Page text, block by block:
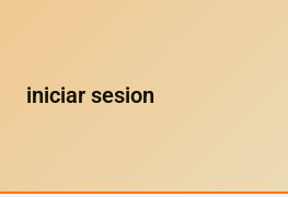
iniciar sesion